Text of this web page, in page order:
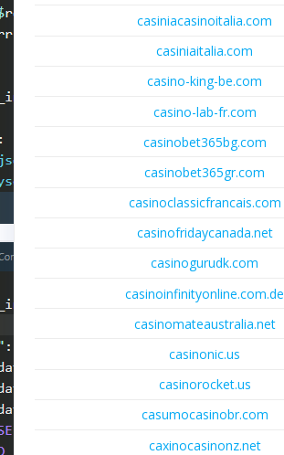
casiniacasinoitalia.com
casiniaitalia.com
casino-king-be.com
casino-lab-fr.com
casinobet365bg.com
casinobet365gr.com
casinoclassicfrancais.com
casinofridaycanada.net
casinogurudk.com
casinoinfinityonline.com.de
casinomateaustralia.net
casinonic.us
casinorocket.us
casumocasinobr.com
caxinocasinonz.net